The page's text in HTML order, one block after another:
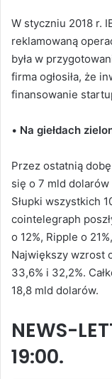
W styczniu 2018 r.
reklamowaną
była w
firma ogłosiła, że
finansowanie
• Na giełdach
Przez ostatnią
się o 7 mld
Słupki wszystkich
cointelegraph
o 12%, Ripple o
Największy wzrost
33,6% i 32,2%.
18,8 mld dolarów.
NEWS-
19:00.